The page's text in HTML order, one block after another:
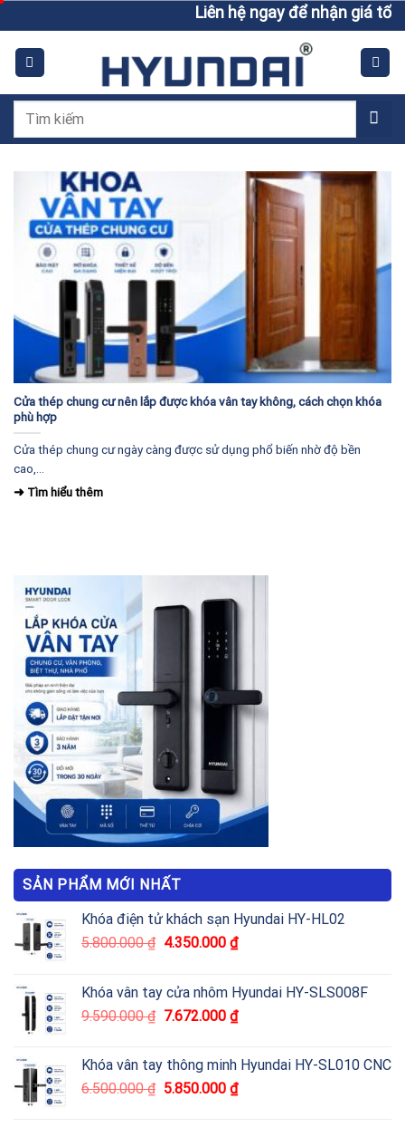
to
content
Liên hệ ngay để nhận giá tốt
Tìm
Cửa thép chung cư nên lắp được khóa vân tay không, cách chọn khóa
phù hợp
Cửa thép chung cư ngày càng được sử dụng phổ biến nhờ độ bền
cao,...
SẢN PHẨM MỚI NHẤT
Khóa điện tử khách sạn Hyundai HY-HL02
5.800.000₫ 4.350.000 ₫
Khóa vân tay cửa nhôm Hyundai HY-SLS008F
9.590.000₫ 7.672.000 ₫
Khóa vân tay thông minh Hyundai HY-SL010 CNC
6.500.000₫ 5.850.000 ₫